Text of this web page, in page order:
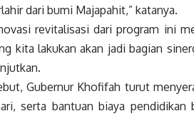
dari bumi Majapahit,” katanya.
revitalisasi dari program ini
kita lakukan akan jadi bagian
Gubernur Khofifah turut
serta bantuan biaya